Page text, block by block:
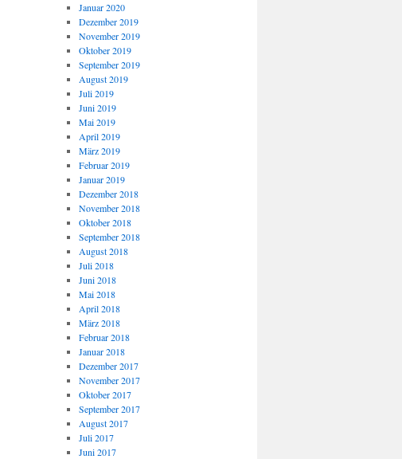
Januar 2020
Dezember 2019
November 2019
Oktober 2019
September 2019
August 2019
Juli 2019
Juni 2019
Mai 2019
April 2019
März 2019
Februar 2019
Januar 2019
Dezember 2018
November 2018
Oktober 2018
September 2018
August 2018
Juli 2018
Juni 2018
Mai 2018
April 2018
März 2018
Februar 2018
Januar 2018
Dezember 2017
November 2017
Oktober 2017
September 2017
August 2017
Juli 2017
Juni 2017